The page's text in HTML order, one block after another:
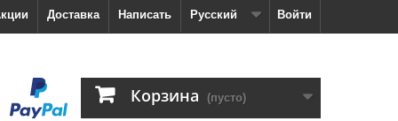
Войти
Русский
Написать
Доставка
Корзина (пусто)